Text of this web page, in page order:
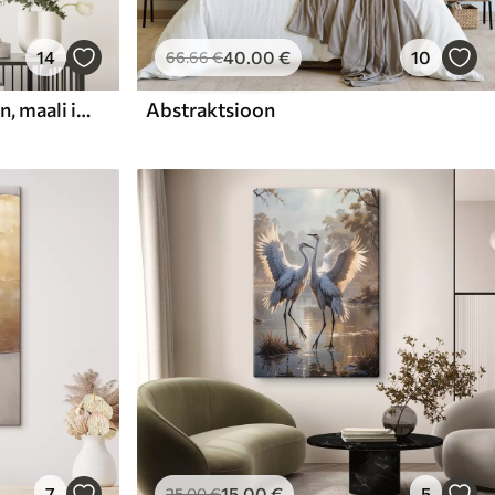
14
Abstraktne kompositsioon, maali imitatsioon
66.66€40.00€ 10
Abstraktsioon